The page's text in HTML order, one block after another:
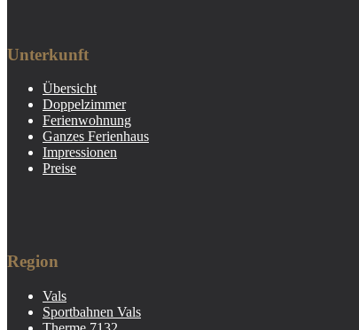
Unterkunft
Übersicht
Doppelzimmer
Ferienwohnung
Ganzes Ferienhaus
Impressionen
Preise
Region
Vals
Sportbahnen Vals